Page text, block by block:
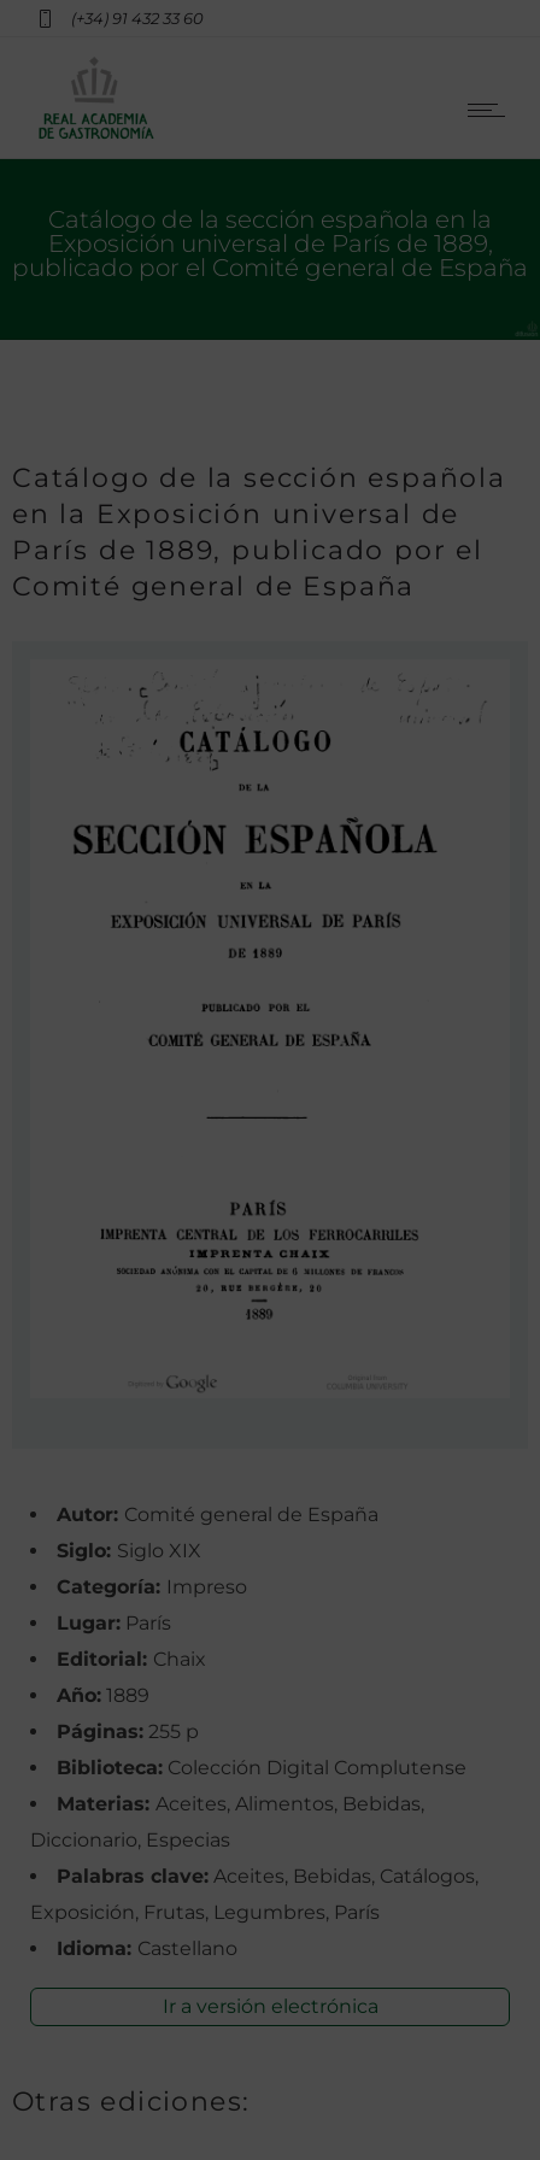
(+34) 91 432 33 60
Catálogo de la sección española en la
Exposición universal de París de 1889,
publicado por el Comité general de España
Catálogo de la sección española
en la Exposición universal de
París de 1889, publicado por el
Comité general de España
Autor: Comité general de España
Siglo: Siglo XIX
Categoría: Impreso
Lugar: París
Editorial: Chaix
Año: 1889
Páginas: 255 p
Biblioteca: Colección Digital Complutense
Materias: Aceites, Alimentos, Bebidas,
Diccionario, Especias
Palabras clave: Aceites, Bebidas, Catálogos,
Exposición, Frutas, Legumbres, París
Idioma: Castellano
Ir a versión electrónica
Otras ediciones: